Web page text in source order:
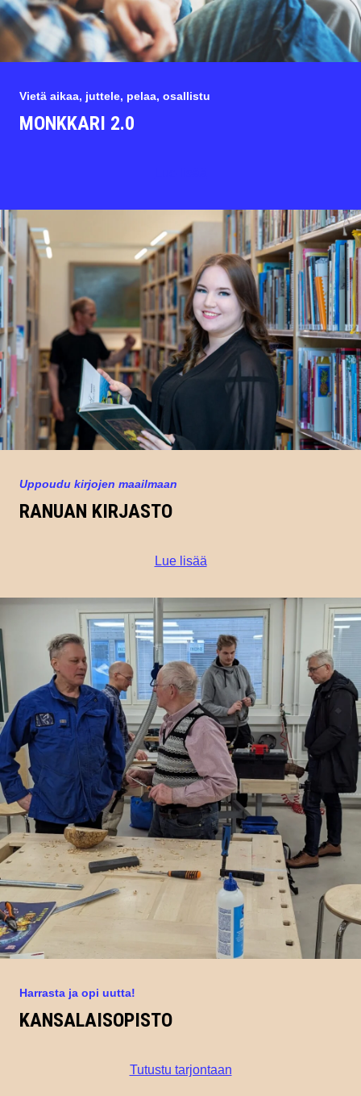
Vietä aikaa, juttele, pelaa, osallistu
MONKKARI 2.0
Uppoudu kirjojen maailmaan
RANUAN KIRJASTO
Lue lisää
Harrasta ja opi uutta!
KANSALAISOPISTO
Tutustu tarjontaan